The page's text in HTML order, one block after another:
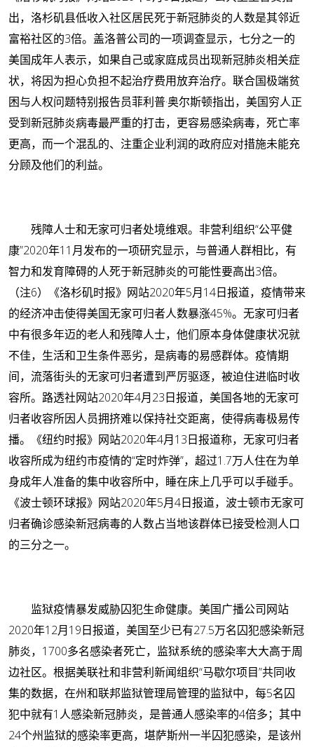
出，洛杉矶县低收入社区居民死于新冠肺炎的人数是其邻近
富裕社区的3倍。盖洛普公司的一项调查显示，七分之一的
美国成年人表示，如果自己或家庭成员出现新冠肺炎相关症
状，将因为担心负担不起治疗费用放弃治疗。联合国极端贫
困与人权问题特别报告员菲利普·奥尔斯顿指出，美国穷人正
受到新冠肺炎病毒最严重的打击，更容易感染病毒，死亡率
更高，而一个混乱的、注重企业利润的政府应对措施未能充
分顾及他们的利益。
残障人士和无家可归者处境维艰。非营利组织“公平健
康”2020年11月发布的一项研究显示，与普通人群相比，有
智力和发育障碍的人死于新冠肺炎的可能性要高出3倍。
（注6）《洛杉矶时报》网站2020年5月14日报道，疫情带来
的经济冲击使得美国无家可归者人数暴涨45%。无家可归者
中有很多年迈的老人和残障人士，他们原本身体健康状况就
不佳，生活和卫生条件恶劣，是病毒的易感群体。疫情期
间，流落街头的无家可归者遭到严厉驱逐，被迫住进临时收
容所。路透社网站2020年4月23日报道，美国各地的无家可
归者收容所因人员拥挤难以保持社交距离，使得病毒极易传
播。《纽约时报》网站2020年4月13日报道称，无家可归者
收容所成为纽约市疫情的“定时炸弹”，超过1.7万人住在为单
身成年人准备的集中收容所中，睡在床上几乎可以手碰手。
《波士顿环球报》网站2020年5月4日报道，波士顿市无家可
归者确诊感染新冠病毒的人数占当地该群体已接受检测人口
的三分之一。
监狱疫情暴发威胁囚犯生命健康。美国广播公司网站
2020年12月19日报道，美国至少已有27.5万名囚犯感染新冠
肺炎，1700多名感染者死亡，监狱系统的感染率大大高于周
边社区。根据美联社和非营利新闻组织“马歇尔项目”共同收
集的数据，在州和联邦监狱管理局管理的监狱中，每5名囚
犯中就有1人感染新冠肺炎，是普通人感染率的4倍多；其中
24个州监狱的感染率更高，堪萨斯州一半囚犯感染，是该州